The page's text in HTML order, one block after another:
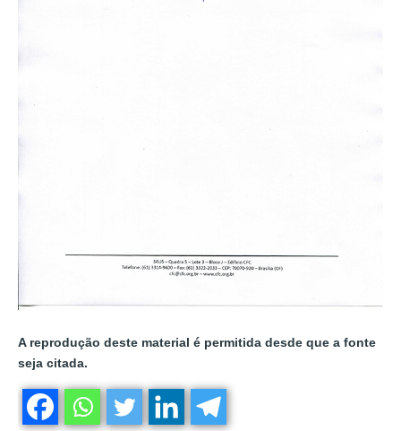
A reprodução deste material é permitida desde que a fonte
seja citada.